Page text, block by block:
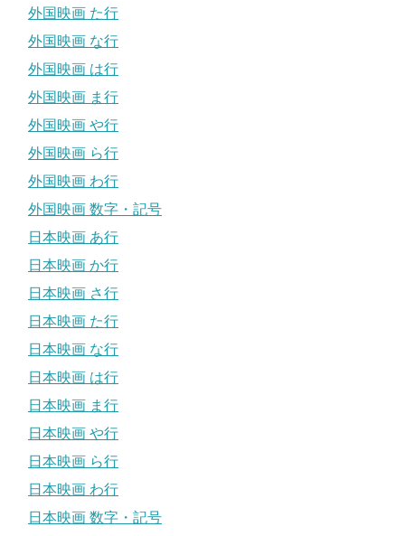
外国映画 た行
外国映画 な行
外国映画 は行
外国映画 ま行
外国映画 や行
外国映画 ら行
外国映画 わ行
外国映画 数字・記号
日本映画 あ行
日本映画 か行
日本映画 さ行
日本映画 た行
日本映画 な行
日本映画 は行
日本映画 ま行
日本映画 や行
日本映画 ら行
日本映画 わ行
日本映画 数字・記号